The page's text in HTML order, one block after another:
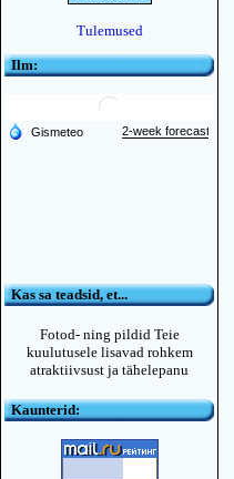
Tulemused
Ilm:
Kas sa teadsid, et...
Fotod- ning pildid Teie
kuulutusele lisavad rohkem
atraktiivsust ja tähelepanu
Kaunterid: